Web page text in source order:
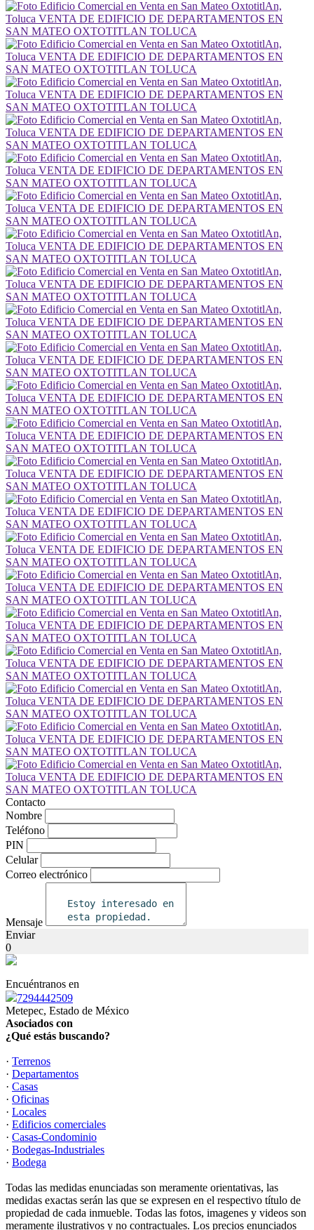
Contacto
Nombre
Teléfono
PIN
Celular
Correo electrónico
Mensaje
Enviar
0
Encuéntranos en
7294442509
Metepec, Estado de México
Asociados con
¿Qué estás buscando?
· Terrenos
· Departamentos
· Casas
· Oficinas
· Locales
· Edificios comerciales
· Casas-Condominio
· Bodegas-Industriales
· Bodega
Todas las medidas enunciadas son meramente orientativas, las
medidas exactas serán las que se expresen en el respectivo título de
propiedad de cada inmueble. Todas las fotos, imagenes y videos son
meramente ilustrativos y no contractuales. Los precios enunciados